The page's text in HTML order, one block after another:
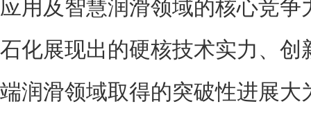
应用及智慧润滑领域的核心竞
石化展现出的硬核技术实力、创
端润滑领域取得的突破性进展大